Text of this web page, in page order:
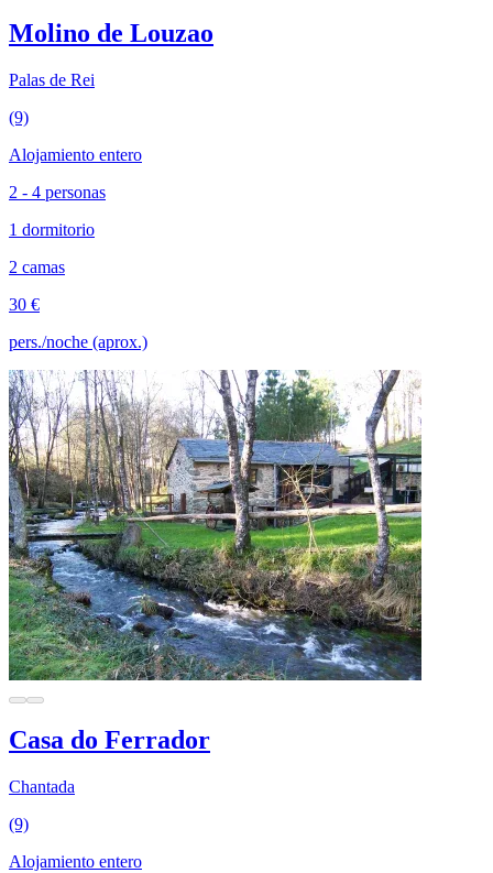
Molino de Louzao
Palas de Rei
(9)
Alojamiento entero
2 - 4 personas
1 dormitorio
2 camas
30 €
pers./noche (aprox.)
Casa do Ferrador
Chantada
(9)
Alojamiento entero